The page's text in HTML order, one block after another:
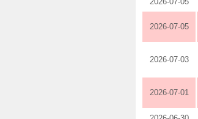
2026-07-05
2026-07-03
2026-07-01